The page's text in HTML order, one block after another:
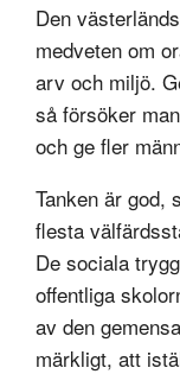
Den
medveten om
arv och miljö.
så försöker
och ge fler
Tanken är god,
flesta
De sociala
offentliga
av den
märkligt, att